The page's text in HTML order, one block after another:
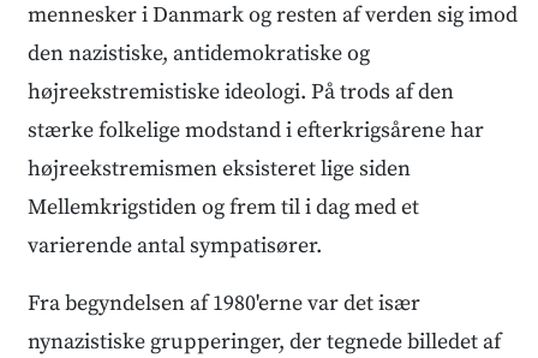
mennesker i Danmark og resten af verden sig imod
den nazistiske, antidemokratiske og
højreekstremistiske ideologi. På trods af den
stærke folkelige modstand i efterkrigsårene har
højreekstremismen eksisteret lige siden
Mellemkrigstiden og frem til i dag med et
varierende antal sympatisører.
Fra begyndelsen af 1980'erne var det især
nynazistiske grupperinger, der tegnede billedet af